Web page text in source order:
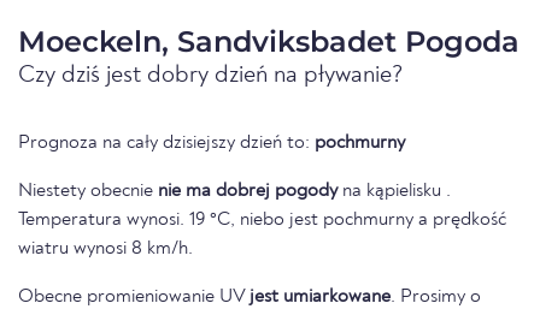
Moeckeln, Sandviksbadet Pogoda
Czy dziś jest dobry dzień na pływanie?
Prognoza na cały dzisiejszy dzień to: pochmurny
Niestety obecnie nie ma dobrej pogodyna kąpielisku .
Temperatura wynosi. 19 °C, niebo jest pochmurny a prędkość
wiatru wynosi 8 km/h.
Obecne promieniowanie UV jest umiarkowane. Prosimy o